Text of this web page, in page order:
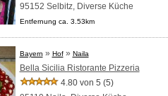
95152 Selbitz, Diverse Küche
Entfernung ca. 3.53km
Bayern » Hof» Naila
Bella Sicilia Ristorante Pizzeria
4.80 von 5 (5)